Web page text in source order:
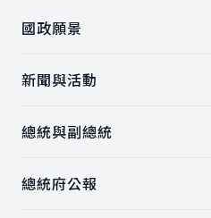
國政願景
新聞與活動
總統與副總統
總統府公報